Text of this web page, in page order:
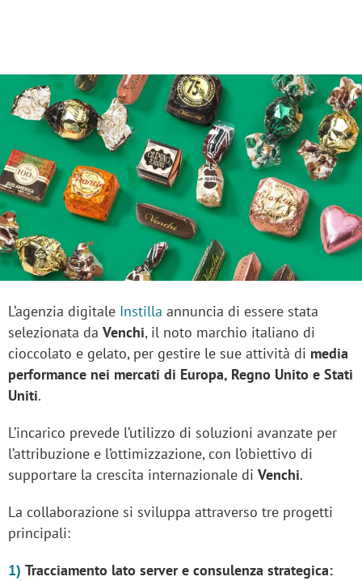
L’agenzia digitale Instilla annuncia di essere stata
selezionata da Venchi, il noto marchio italiano di
cioccolato e gelato, per gestire le sue attività di media
performance nei mercati di Europa, Regno Unito e Stati
Uniti.
L’incarico prevede l’utilizzo di soluzioni avanzate per
l’attribuzione e l’ottimizzazione, con l’obiettivo di
supportare la crescita internazionale di Venchi.
La collaborazione si sviluppa attraverso tre progetti
principali:
Tracciamento lato server e consulenza strategica: